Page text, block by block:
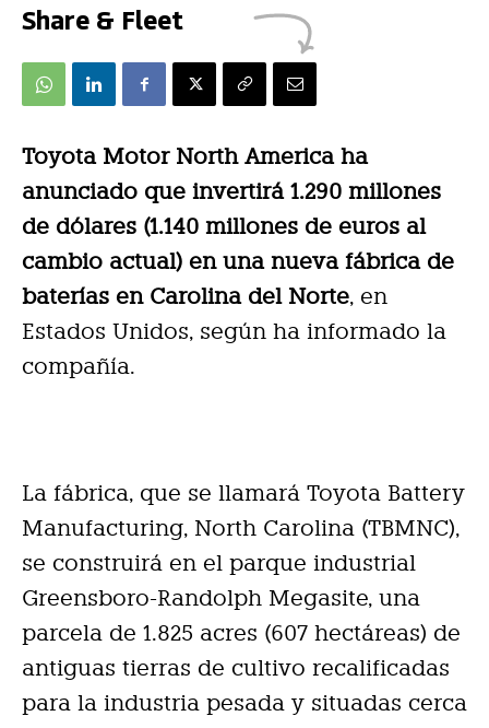
Share & Fleet
Toyota Motor North America ha
anunciado que invertirá 1.290 millones
de dólares (1.140 millones de euros al
cambio actual) en una nueva fábrica de
baterías en Carolina del Norte, en
Estados Unidos, según ha informado la
compañía.
La fábrica, que se llamará Toyota Battery
Manufacturing, North Carolina (TBMNC),
se construirá en el parque industrial
Greensboro-Randolph Megasite, una
parcela de 1.825 acres (607 hectáreas) de
antiguas tierras de cultivo recalificadas
para la industria pesada y situadas cerca